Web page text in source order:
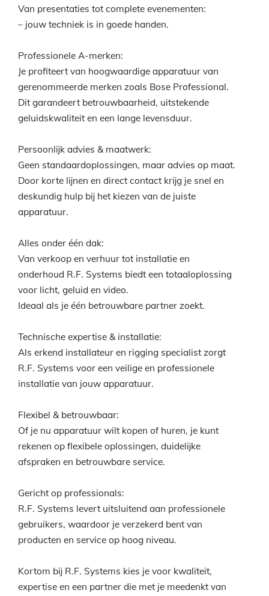
Van presentaties tot complete evenementen:
– jouw techniek is in goede handen.
Professionele A-merken:
Je profiteert van hoogwaardige apparatuur van
gerenommeerde merken zoals Bose Professional.
Dit garandeert betrouwbaarheid, uitstekende
geluidskwaliteit en een lange levensduur.
Persoonlijk advies & maatwerk:
Geen standaardoplossingen, maar advies op maat.
Door korte lijnen en direct contact krijg je snel en
deskundig hulp bij het kiezen van de juiste
apparatuur.
Alles onder één dak:
Van verkoop en verhuur tot installatie en
onderhoud R.F. Systems biedt een totaaloplossing
voor licht, geluid en video.
Ideaal als je één betrouwbare partner zoekt.
Technische expertise & installatie:
Als erkend installateur en rigging specialist zorgt
R.F. Systems voor een veilige en professionele
installatie van jouw apparatuur.
Flexibel & betrouwbaar:
Of je nu apparatuur wilt kopen of huren, je kunt
rekenen op flexibele oplossingen, duidelijke
afspraken en betrouwbare service.
Gericht op professionals:
R.F. Systems levert uitsluitend aan professionele
gebruikers, waardoor je verzekerd bent van
producten en service op hoog niveau.
Kortom bij R.F. Systems kies je voor kwaliteit,
expertise en een partner die met je meedenkt van